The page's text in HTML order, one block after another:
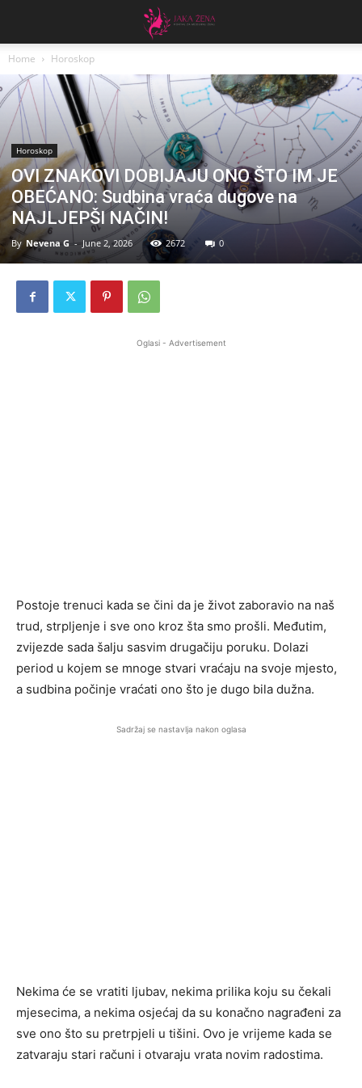
Home Horoskop
Horoskop
OVI ZNAKOVI DOBIJAJU ONO ŠTO IM JE
OBEĆANO: Sudbina vraća dugove na
NAJLJEPŠI NAČIN!
By Nevena G - June 2, 2026 2672 0
Oglasi - Advertisement
Postoje trenuci kada se čini da je život zaboravio na naš
trud, strpljenje i sve ono kroz šta smo prošli. Međutim,
zvijezde sada šalju sasvim drugačiju poruku. Dolazi
period u kojem se mnoge stvari vraćaju na svoje mjesto,
a sudbina počinje vraćati ono što je dugo bila dužna.
Sadržaj se nastavlja nakon oglasa
Nekima će se vratiti ljubav, nekima prilika koju su čekali
mjesecima, a nekima osjećaj da su konačno nagrađeni za
sve ono što su pretrpjeli u tišini. Ovo je vrijeme kada se
zatvaraju stari računi i otvaraju vrata novim radostima.